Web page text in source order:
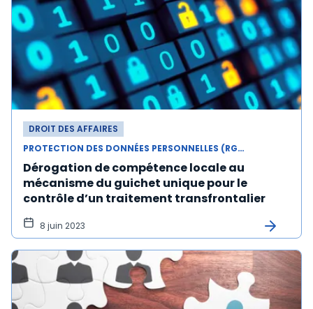
DROIT DES AFFAIRES
PROTECTION DES DONNÉES PERSONNELLES (RGPD)
Dérogation de compétence locale au
mécanisme du guichet unique pour le
contrôle d’un traitement transfrontalier
8 juin 2023